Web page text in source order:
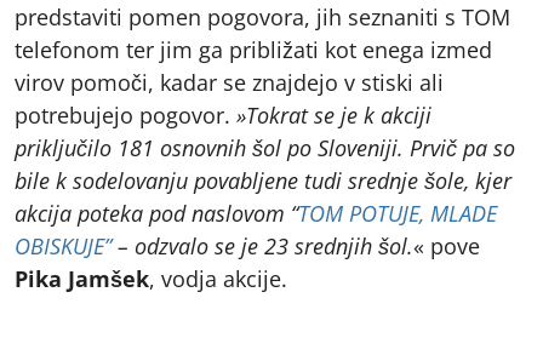
predstaviti pomen pogovora, jih seznaniti s TOM
telefonom ter jim ga približati kot enega izmed
virov pomoči, kadar se znajdejo v stiski ali
potrebujejo pogovor. »Tokrat se je k akciji
priključilo 181 osnovnih šol po Sloveniji. Prvič pa so
bile k sodelovanju povabljene tudi srednje šole, kjer
akcija poteka pod naslovom “TOM POTUJE, MLADE
OBISKUJE”– odzvalo se je 23 srednjih šol.« pove
Pika Jamšek, vodja akcije.